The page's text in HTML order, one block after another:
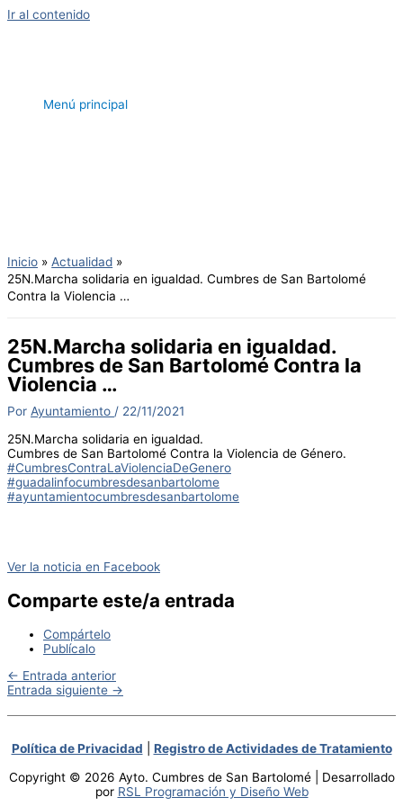
Ir al contenido
Menú principal
Inicio
Actualidad
25N.Marcha solidaria en igualdad. Cumbres de San Bartolomé
Contra la Violencia …
25N.Marcha solidaria en igualdad.
Cumbres de San Bartolomé Contra la
Violencia …
Por Ayuntamiento / 22/11/2021
25N.Marcha solidaria en igualdad.
Cumbres de San Bartolomé Contra la Violencia de Género.
#CumbresContraLaViolenciaDeGenero
#guadalinfocumbresdesanbartolome
#ayuntamientocumbresdesanbartolome
Ver la noticia en Facebook
Comparte este/a entrada
Compártelo
Publícalo
← Entrada anterior
Entrada siguiente →
Política de Privacidad
Registro de Actividades de Tratamiento
Copyright © 2026 Ayto. Cumbres de San Bartolomé | Desarrollado
por RSL Programación y Diseño Web